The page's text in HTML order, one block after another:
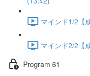
マインド1/2【
マインド2/2【
Program 61